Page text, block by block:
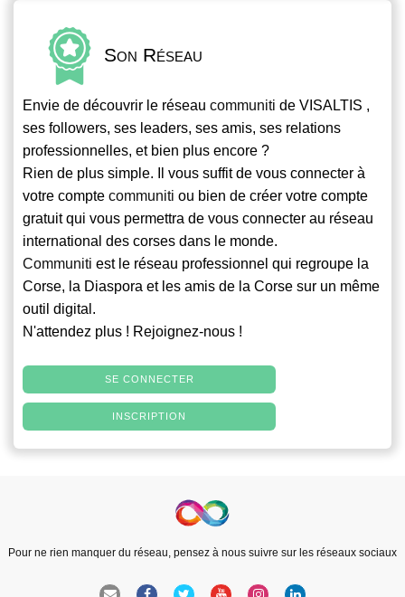
Son Réseau
Envie de découvrir le réseau communiti de VISALTIS ,
ses followers, ses leaders, ses amis, ses relations
professionnelles, et bien plus encore ?
Rien de plus simple. Il vous suffit de vous connecter à
votre compte communiti ou bien de créer votre compte
gratuit qui vous permettra de vous connecter au réseau
international des corses dans le monde.
Communiti est le réseau professionnel qui regroupe la
Corse, la Diaspora et les amis de la Corse sur un même
outil digital.
N'attendez plus ! Rejoignez-nous !
SE CONNECTER
INSCRIPTION
Pour ne rien manquer du réseau, pensez à nous suivre sur les réseaux sociaux